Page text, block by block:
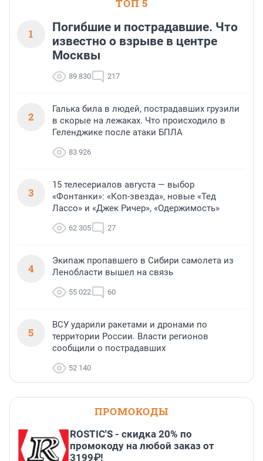
ТОП 5
1
Погибшие и пострадавшие. Что
известно о взрыве в центре
Москвы
89 830 217
2
Галька била в людей, пострадавших грузили
в скорые на лежаках. Что происходило в
Геленджике после атаки БПЛА
83 926
3
15 телесериалов августа — выбор
«Фонтанки»: «Коп-звезда», новые «Тед
Лассо» и «Джек Ричер», «Одержимость»
62 305 27
4
Экипаж пропавшего в Сибири самолета из
Ленобласти вышел на связь
55 022 60
5
ВСУ ударили ракетами и дронами по
территории России. Власти регионов
сообщили о пострадавших
52 140
ПРОМОКОДЫ
ROSTIC'S - скидка 20% по
промокоду на любой заказ от
3199₽!